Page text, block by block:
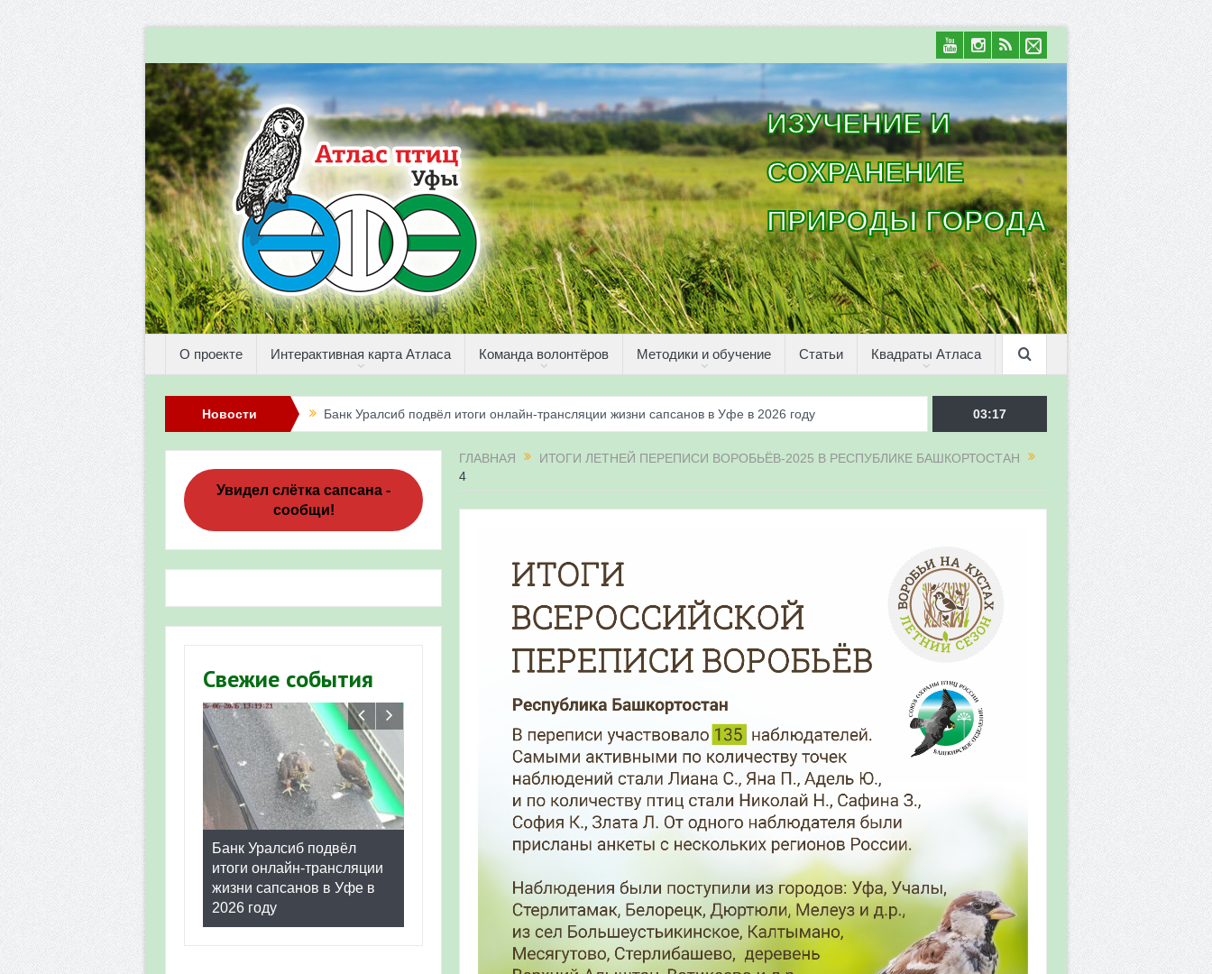
ИЗУЧЕНИЕ И
СОХРАНЕНИЕ
ПРИРОДЫ ГОРОДА
О проекте Интерактивная карта Атласа Команда волонтёров Методики и обучение Статьи Квадраты Атласа
Новости Банк Уралсиб подвёл итоги онлайн-трансляции жизни сапсанов в Уфе в 2026 году
Итоги акции «Соловьиные вечера-2026» в Республике Башкортостан
Три птенца сапсанов Уралсиба получили имена и кольца
Итоги акции «Весенняя перекличка-2026» в Республике Башкортостан
«Весенняя перекличка-2026» — 21-31 мая 2026
Мероприятие для ребят из дневного лагеря центра олимпиадного движения «Аврора»
Фотофиксация и осмотр птенцов сапсанов на крыше Уралсиба в Уфе в 2026 г.
Участие башкирских орнитологов и бердвотчеров в проекте «Развитие программы мониторинга
численности птиц в европейской части России»
«Весенняя перекличка-2026» — 11-20 мая 2026
Мониторинг орнитофауны на постоянных маршрутах в Республике Башкортостан в 2026 году
03:17
ГЛАВНАЯ
ИТОГИ ЛЕТНЕЙ ПЕРЕПИСИ ВОРОБЬЁВ-2025 В РЕСПУБЛИКЕ БАШКОРТОСТАН
4
Увидел слётка сапсана -
сообщи!
Свежие события
Банк Уралсиб подвёл
итоги онлайн-трансляции
жизни сапсанов в Уфе в
2026 году